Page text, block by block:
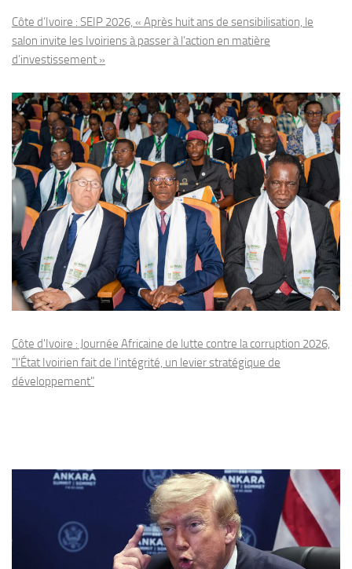
Côte d’Ivoire : SEIP 2026, « Après huit ans de sensibilisation, le
salon invite les Ivoiriens à passer à l’action en matière
d’investissement »
Côte d'Ivoire : Journée Africaine de lutte contre la corruption 2026,
"l'État Ivoirien fait de l'intégrité, un levier stratégique de
développement"